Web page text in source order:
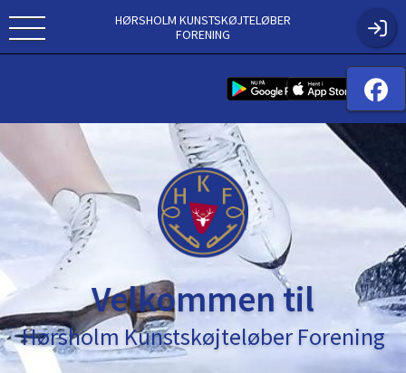
HØRSHOLM KUNSTSKØJTELØBER
FORENING
Velkommen til
Hørsholm Kunstskøjteløber Forening